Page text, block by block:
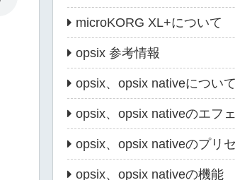
microKORG XL+について
opsix 参考情報
opsix、opsix nativeについて
opsix、opsix nativeのエフ
opsix、opsix nativeのプリ
opsix、opsix nativeの機能